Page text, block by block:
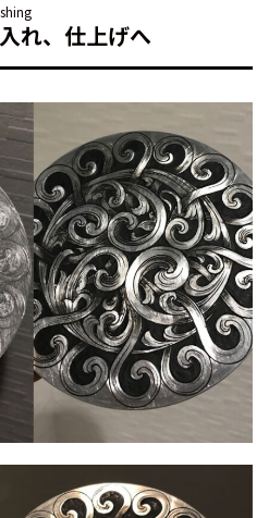
れ、仕上げへ